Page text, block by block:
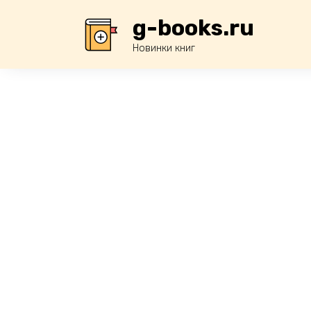
g-books.ru
Новинки книг